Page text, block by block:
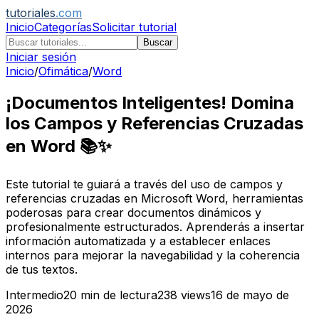
tutoriales.com
InicioCategoríasSolicitar tutorial
Buscar
Iniciar sesión
Inicio/Ofimática/Word
¡Documentos Inteligentes! Domina
los Campos y Referencias Cruzadas
en Word 📚✨
Este tutorial te guiará a través del uso de campos y
referencias cruzadas en Microsoft Word, herramientas
poderosas para crear documentos dinámicos y
profesionalmente estructurados. Aprenderás a insertar
información automatizada y a establecer enlaces
internos para mejorar la navegabilidad y la coherencia
de tus textos.
Intermedio20 min de lectura238 views16 de mayo de
2026